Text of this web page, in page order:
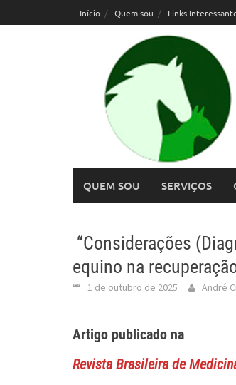
to
Início Quem sou Links
QUEM SOU SERVIÇOS
“Considerações
equino na
1 de outubro de 2025 André
Artigo publicado na
Revista Brasileira de